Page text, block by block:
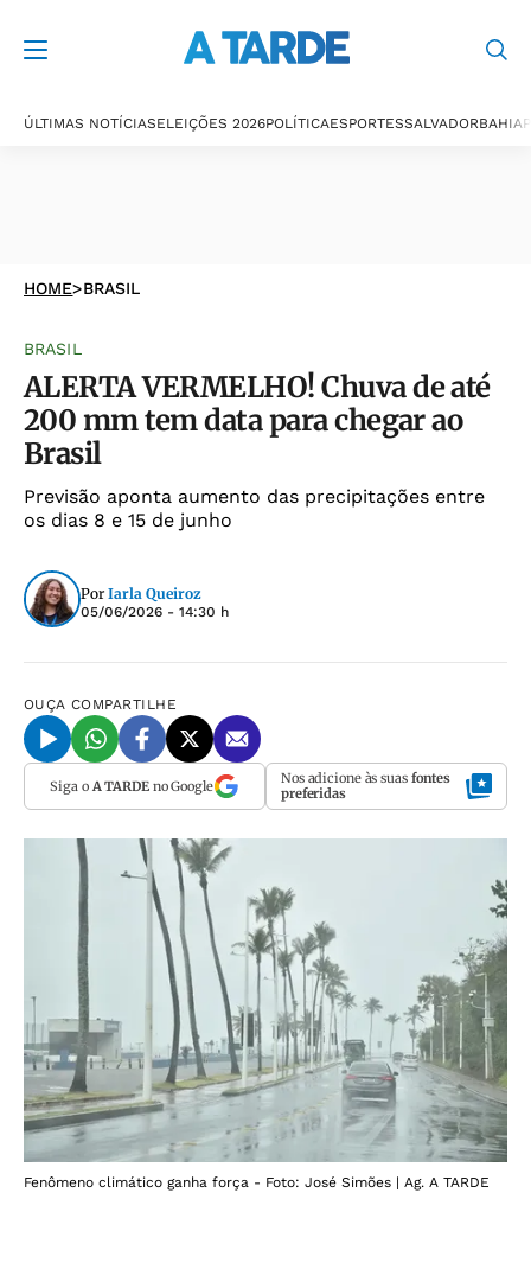
ÚLTIMAS NOTÍCIASELEIÇÕES 2026POLÍTICAESPORTESSALVADORBAHIA
HOME>BRASIL
BRASIL
ALERTA VERMELHO! Chuva de até
200 mm tem data para chegar ao
Brasil
Previsão aponta aumento das precipitações entre
os dias 8 e 15 de junho
Por Iarla Queiroz
05/06/2026 - 14:30 h
OUÇA COMPARTILHE
Siga o A TARDEno Google Nos adicione às suas fontes
preferidas
Fenômeno climático ganha força - Foto: José Simões | Ag. A TARDE